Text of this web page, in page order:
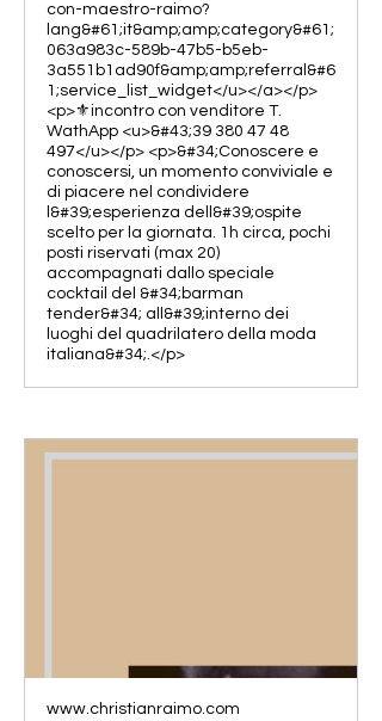
con-maestro-raimo?
lang&#61;it&amp;amp;category&#61;
063a983c-589b-47b5-b5eb-
3a551b1ad90f&amp;amp;referral&#6
1;service_list_widget</u></a></p>
<p>⚜️incontro con venditore T.
WathApp <u>&#43;39 380 47 48
497</u></p> <p>&#34;Conoscere e
conoscersi, un momento conviviale e
di piacere nel condividere
l&#39;esperienza dell&#39;ospite
scelto per la giornata. 1h circa, pochi
posti riservati (max 20)
accompagnati dallo speciale
cocktail del &#34;barman
tender&#34; all&#39;interno dei
luoghi del quadrilatero della moda
italiana&#34;.</p>
www.christianraimo.com